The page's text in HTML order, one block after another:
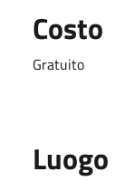
Costo
Gratuito
Luogo